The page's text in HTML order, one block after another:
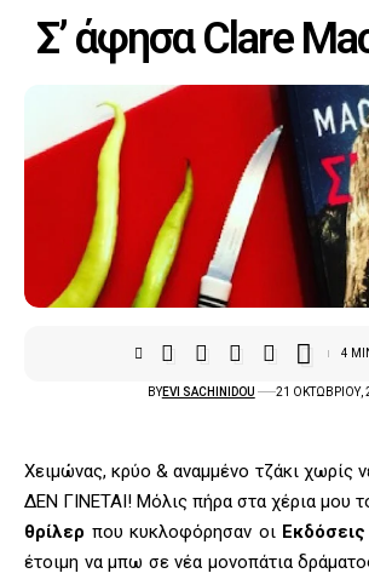
Σ’ άφησα Clare
BYEVI SACHINIDOU 21 ΟΚΤΩΒΡΊΟΥ,
4
Χειμώνας, κρύο & αναμμένο τζάκι χωρίς
ΔΕΝ ΓΙΝΕΤΑΙ! Μόλις πήρα στα χέρια μου
θρίλερ που κυκλοφόρησαν οι
έτοιμη να μπω σε νέα μονοπάτια